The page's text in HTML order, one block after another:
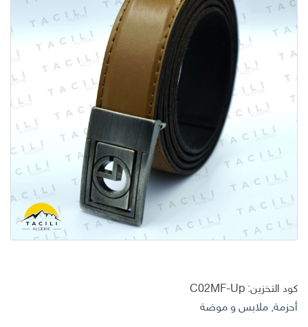
كود التخزين:C02MF-Up
أحزمة,ملابس و موضة